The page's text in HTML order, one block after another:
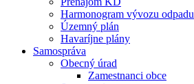
Harmonogram vývozu odpadu
Územný plán
Havaríjne plány
Samospráva
Obecný úrad
Zamestnanci obce